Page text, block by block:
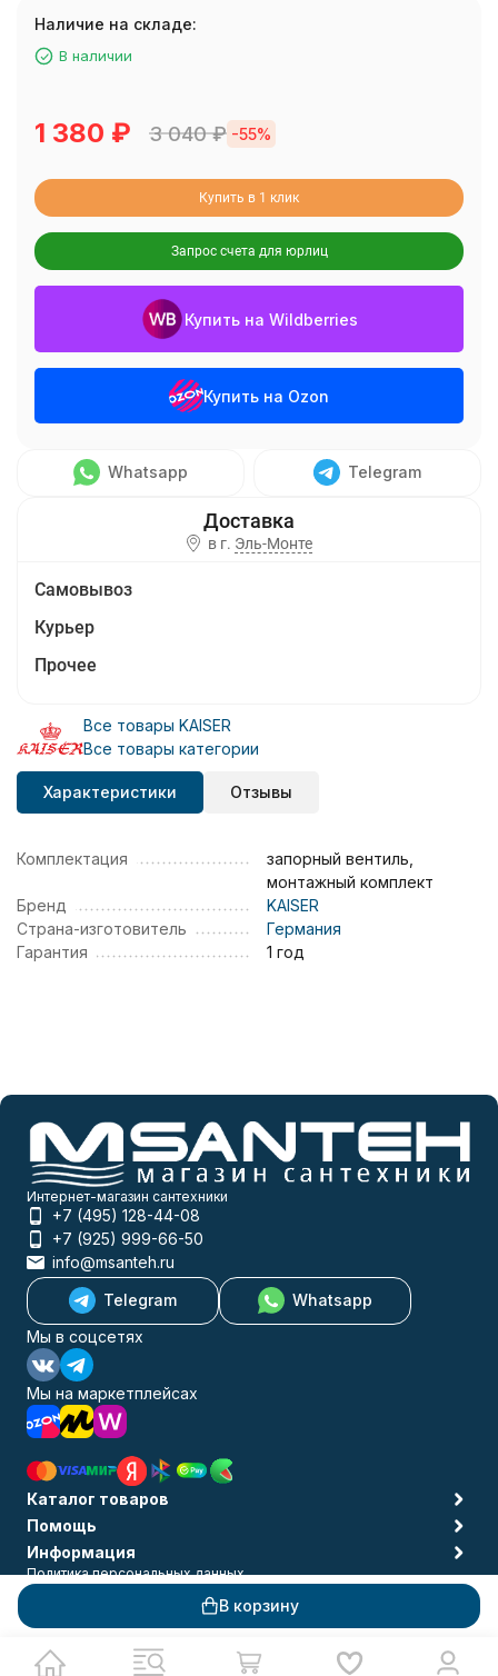
Наличие на складе:
В наличии
1 380 ₽ 3 040₽ -55%
В корзину
Купить в 1 клик
Запрос счета для юрлиц
Купить на Wildberries
Купить на Ozon
Whatsapp Telegram
в г. Эль-Монте
Самовывоз
Курьер
Прочее
Все товары KAISER
Все товары категории
Характеристики Отзывы
Комплектация
запорный вентиль,
монтажный комплект
Бренд
KAISER
Страна-изготовитель
Германия
Гарантия
1 год
Интернет-магазин сантехники
+7 (495) 128-44-08
+7 (925) 999-66-50
info@msanteh.ru
Telegram
Whatsapp
Мы в соцсетях
Мы на маркетплейсах
Каталог товаров
Помощь
Информация
Политика персональных данных
© 2009-2026 MSANTEH